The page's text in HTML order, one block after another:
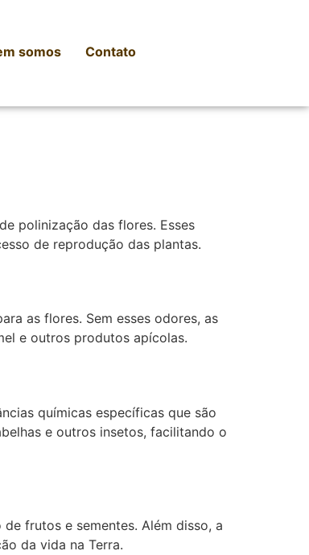
somos Contato
polinização das flores. Esses
de reprodução das plantas.
as flores. Sem esses odores, as
e outros produtos apícolas.
químicas específicas que são
e outros insetos, facilitando o
frutos e sementes. Além disso, a
da vida na Terra.